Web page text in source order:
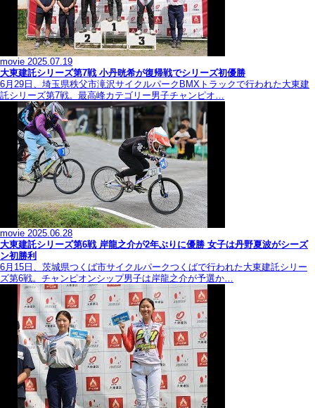
movie 2025.07.19
大東建託シリーズ第7戦 ⼩丹晄希が復帰戦でシリーズ初優勝
6月29日、埼玉県秩父市滝沢サイクルパークBMXトラックで行われた大東建
託シリーズ第7戦。最高峰カテゴリー男子チャンピオ…
movie 2025.06.28
大東建託シリーズ第6戦 岸龍之介が2年ぶりに優勝 女子は丹野夏波がシーズ
ン初勝利
6月15日、茨城県つくば市サイクルパークつくばで行われた大東建託シリー
ズ第6戦。チャンピオンシップ男子は岸龍之介が予選か…